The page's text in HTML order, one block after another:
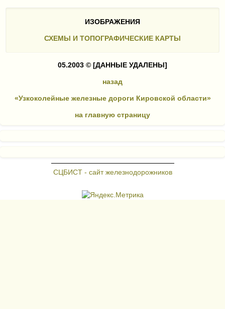
ИЗОБРАЖЕНИЯ
СХЕМЫ И ТОПОГРАФИЧЕСКИЕ КАРТЫ
05.2003 © [ДАННЫЕ УДАЛЕНЫ]
назад
«Узкоколейные железные дороги Кировской области»
на главную страницу
СЦБИСТ - сайт железнодорожников